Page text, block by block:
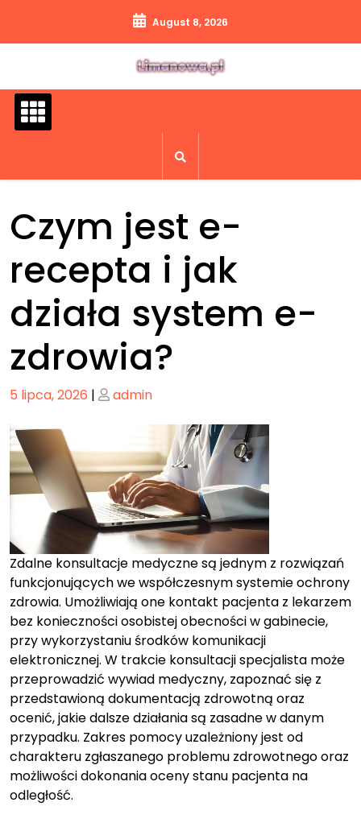
content
August 8, 2026
Czym jest e-
recepta i jak
działa system e-
zdrowia?
Posted
5 lipca, 2026 | Posted
admin
Zdalne konsultacje medyczne są jednym z rozwiązań
funkcjonujących we współczesnym systemie ochrony
zdrowia. Umożliwiają one kontakt pacjenta z lekarzem
bez konieczności osobistej obecności w gabinecie,
przy wykorzystaniu środków komunikacji
elektronicznej. W trakcie konsultacji specjalista może
przeprowadzić wywiad medyczny, zapoznać się z
przedstawioną dokumentacją zdrowotną oraz
ocenić, jakie dalsze działania są zasadne w danym
przypadku. Zakres pomocy uzależniony jest od
charakteru zgłaszanego problemu zdrowotnego oraz
możliwości dokonania oceny stanu pacjenta na
odległość.